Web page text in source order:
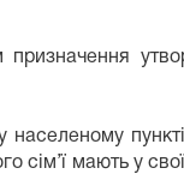
мають у